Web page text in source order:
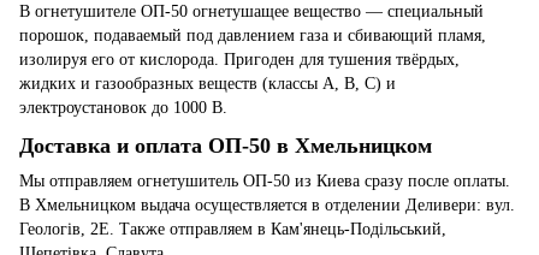
В огнетушителе ОП-50 огнетушащее вещество — специальный
порошок, подаваемый под давлением газа и сбивающий пламя,
изолируя его от кислорода. Пригоден для тушения твёрдых,
жидких и газообразных веществ (классы A, B, C) и
электроустановок до 1000 В.
Доставка и оплата ОП-50 в Хмельницком
Мы отправляем огнетушитель ОП-50 из Киева сразу после оплаты.
В Хмельницком выдача осуществляется в отделении Деливери: вул.
Геологів, 2Е. Также отправляем в Кам'янець-Подільський,